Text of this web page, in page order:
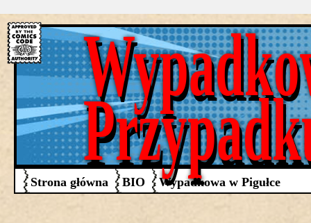
Strona główna BIO Wypadkowa w Pigułce